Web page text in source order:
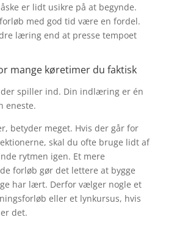
er lidt usikre på at begynde.
med god tid være en fordel.
læring end at presse tempoet
mange køretimer du faktisk
spiller ind. Din indlæring er én
eneste.
betyder meget. Hvis der går for
skal du ofte bruge lidt af
rytmen igen. Et mere
forløb gør det lettere at bygge
har lært. Derfor vælger nogle et
eller et lynkursus, hvis
det.